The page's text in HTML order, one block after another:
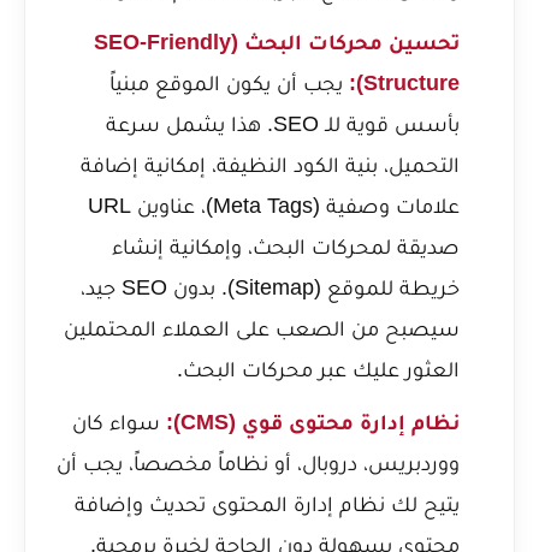
تحسين محركات البحث (SEO-Friendly
Structure):
يجب أن يكون الموقع مبنياً
بأسس قوية للـ SEO. هذا يشمل سرعة
التحميل، بنية الكود النظيفة، إمكانية إضافة
علامات وصفية (Meta Tags)، عناوين URL
صديقة لمحركات البحث، وإمكانية إنشاء
خريطة للموقع (Sitemap). بدون SEO جيد،
سيصبح من الصعب على العملاء المحتملين
العثور عليك عبر محركات البحث.
نظام إدارة محتوى قوي (CMS):
سواء كان
ووردبريس، دروبال، أو نظاماً مخصصاً، يجب أن
يتيح لك نظام إدارة المحتوى تحديث وإضافة
محتوى بسهولة دون الحاجة لخبرة برمجية.